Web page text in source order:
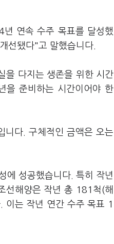
연속 수주 목표를 달성했
선됐다"고 말했습니다.
을 다지는 생존을 위한 시간
을 준비하는 시간이어야 한
니다. 구체적인 금액은 오는
에 성공했습니다. 특히 작년
선해양은 작년 총 181척(해
는 작년 연간 수주 목표 1